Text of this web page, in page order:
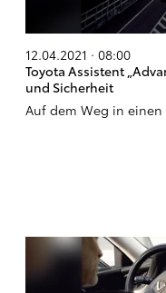
12.04.2021 · 08:00
Toyota Assistent
und Sicherheit
Auf dem Weg in